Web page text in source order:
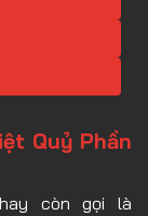
Quỷ Phần
còn gọi là